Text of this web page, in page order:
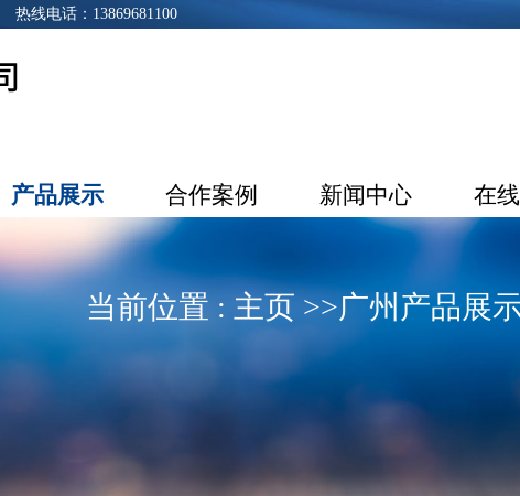
线电话：13869681100
产品展示 合作案例 新闻中心 在
当前位置 : 主页 >>广州产品展